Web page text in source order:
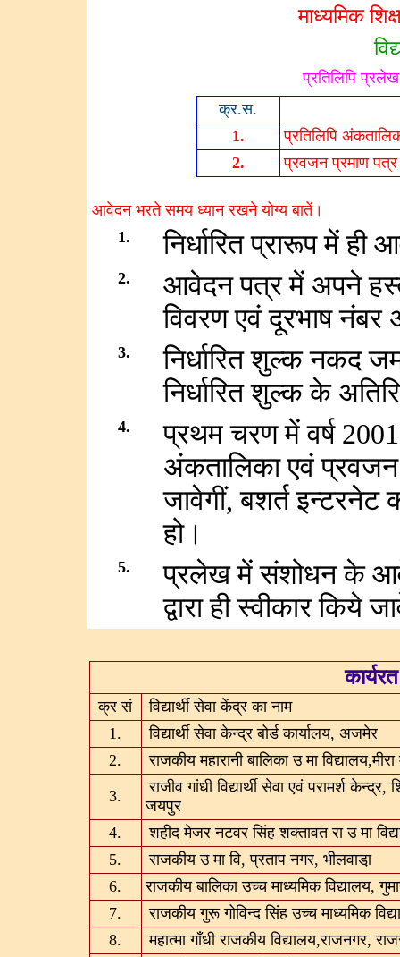
माध्यमिक
प्रतिलिपि
क्र.स.
1.
प्रतिलिपि
2.
प्रवजन प्रमाण पत्र
आवेदन भरते समय ध्यान रखने योग्य बातें।
1.
निर्धारित प्रारूप में
2.
आवेदन पत्र में अपने
विवरण एवं दूरभाष
3.
निर्धारित शुल्क नकद
निर्धारित शुल्क के
4.
प्रथम चरण में वर्ष
अंकतालिका एवं प्रवजन
जावेगीं, बशर्त इन्टरनेट
हो।
5.
प्रलेख में संशोधन के
द्वारा ही स्वीकार किये
क्र सं
विद्यार्थी सेवा केंद्र का नाम
1.
विद्यार्थी सेवा केन्द्र बोर्ड कार्यालय, अजमेर
2.
राजकीय महारानी बालिका उ मा विद्यालय,मीरा
3.
राजीव गांधी विद्यार्थी सेवा एवं परामर्श
जयपुर
4.
शहीद मेजर नटवर सिंह शक्तावत रा उ मा
5.
राजकीय उ मा वि, प्रताप नगर, भीलवाडा़
6.
राजकीय बालिका उच्च माध्यमिक विद्यालय,
7.
राजकीय गुरू गोविन्द सिंह उच्च माध्यमिक
8.
महात्मा गाँधी राजकीय विद्यालय,राजनगर,